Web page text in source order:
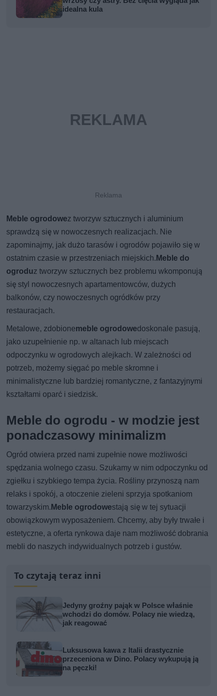
idealna kula
Meble ogrodowez tworzyw sztucznych i aluminium
sprawdzą się w nowoczesnych realizacjach. Nie
zapominajmy, jak dużo tarasów i ogrodów pojawiło się w
ostatnim czasie w przestrzeniach miejskich.Meble do
ogroduz tworzyw sztucznych bez problemu wkomponują
się styl nowoczesnych apartamentowców, dużych
balkonów, czy nowoczesnych ogródków przy
restauracjach.
Metalowe, zdobionemeble ogrodowedoskonale pasują,
jako uzupełnienie np. w altanach lub miejscach
odpoczynku w ogrodowych alejkach. W zależności od
potrzeb, możemy sięgać po meble skromne i
minimalistyczne lub bardziej romantyczne, z fantazyjnymi
kształtami oparć i siedzisk.
Meble do ogrodu - w modzie jest
ponadczasowy minimalizm
Ogród otwiera przed nami zupełnie nowe możliwości
spędzania wolnego czasu. Szukamy w nim odpoczynku od
zgiełku i szybkiego tempa życia. Rośliny przynoszą nam
relaks i spokój, a otoczenie zieleni sprzyja spotkaniom
towarzyskim.Meble ogrodowestają się w tej sytuacji
obowiązkowym wyposażeniem. Chcemy, aby były trwałe i
estetyczne, a oferta rynkowa daje nam możliwość dobrania
mebli do naszych indywidualnych potrzeb i gustów.
To czytają teraz inni
Jedyny groźny pająk w Polsce właśnie
wchodzi do domów. Polacy nie wiedzą,
jak reagować
Luksusowa kawa z Italii drastycznie
przeceniona w Dino. Polacy wykupują ją
na pęczki!